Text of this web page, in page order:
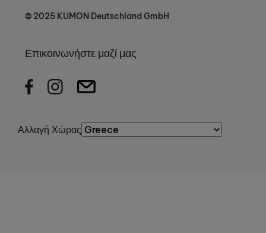
© 2025 KUMON Deutschland GmbH
Επικοινωνήστε μαζί μας
Αλλαγή Χώρας